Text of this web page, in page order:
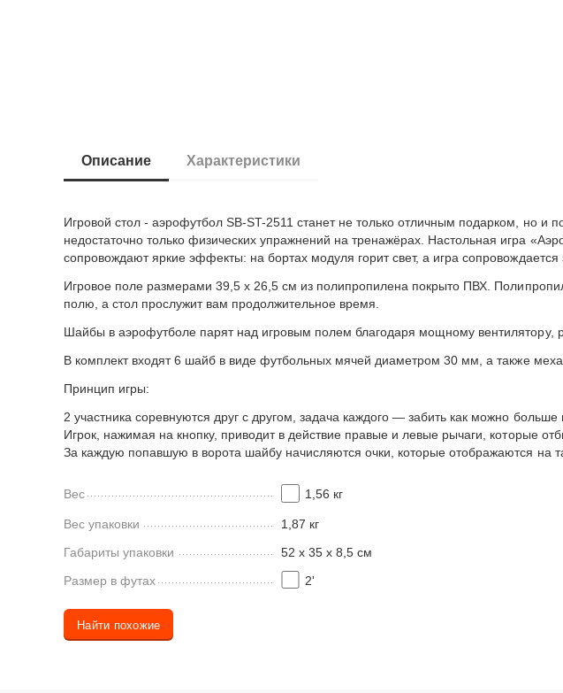
Описание Характеристики
Игровой стол - аэрофутбол SB-ST-2511 станет не только отличным подарком, но
недостаточно только физических упражнений на тренажёрах. Настольная игра
сопровождают яркие эффекты: на бортах модуля горит свет, а игра сопровождается
Игровое поле размерами 39,5 х 26,5 см из полипропилена покрыто ПВХ.
полю, а стол прослужит вам продолжительное время.
Шайбы в аэрофутболе парят над игровым полем благодаря мощному вентилятору,
В комплект входят 6 шайб в виде футбольных мячей диаметром 30 мм, а также
Принцип игры:
2 участника соревнуются друг с другом, задача каждого — забить как можно
Игрок, нажимая на кнопку, приводит в действие правые и левые рычаги, которые
За каждую попавшую в ворота шайбу начисляются очки, которые отображаются на
Вес 1,56 кг
Вес упаковки
1,87 кг
Габариты упаковки
52 х 35 х 8,5 см
Размер в футах
2'
Найти похожие